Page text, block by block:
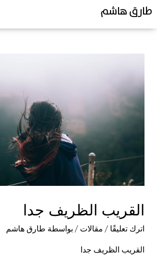
طارق هاشم
القريب الظريف جدا
اترك تعليقًا / مقالات / بواسطة طارق هاشم
القريب الظريف جدا